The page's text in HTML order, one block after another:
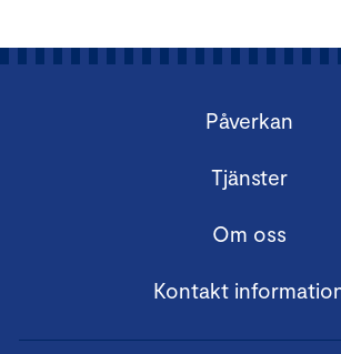
Påverkan
Tjänster
Om oss
Kontakt